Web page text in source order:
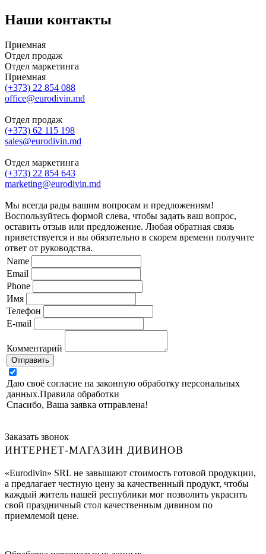
Наши контакты
Приемная
Отдел продаж
Отдел маркетинга
Приемная
(+373) 22 854 088
office@eurodivin.md
Отдел продаж
(+373) 62 115 198
sales@eurodivin.md
Отдел маркетинга
(+373) 22 854 643
marketing@eurodivin.md
Мы всегда рады вашим вопросам и предложениям!
Воспользуйтесь формой слева, чтобы задать ваш вопрос,
оставить отзыв или предложение. Любая обратная связь
приветствуется и вы обязательно в скорем времени получите
ответ от руководства.
Name
Email
Phone
Имя
Телефон
E-mail
Комментарий
Отправить
Даю своё согласие на законную обработку персональных
данных.Правила обработки
Спасибо, Ваша заявка отправлена!
Заказать звонок
ИНТЕРНЕТ-МАГАЗИН ДИВИНОВ
«Eurodivin» SRL не завышают стоимость готовой продукции,
а предлагает честную цену за качественный продукт, чтобы
каждый житель нашей республики мог позволить украсить
свой праздничный стол качественным дивином по
приемлемой цене.